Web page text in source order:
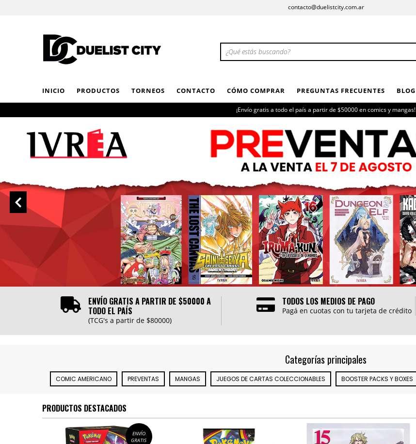
contacto@duelistcity.com.ar
INICIO PRODUCTOS TORNEOS CONTACTO CÓMO COMPRAR PREGUNTAS FRECUENTES BLOG
¡Envío gratis a todo el país a partir de $50000 en comics y mangas!
ENVÍO GRATIS A PARTIR DE $50000 A
TODO EL PAÍS
(TCG's a partir de $80000)
TODOS LOS MEDIOS DE PAGO
Pagá en cuotas con tu tarjeta de crédito
Categorías principales
COMIC AMERICANO PREVENTAS MANGAS JUEGOS DE CARTAS COLECCIONABLES BOOSTER PACKS Y BOXES
PRODUCTOS DESTACADOS
ENVÍO
GRATIS